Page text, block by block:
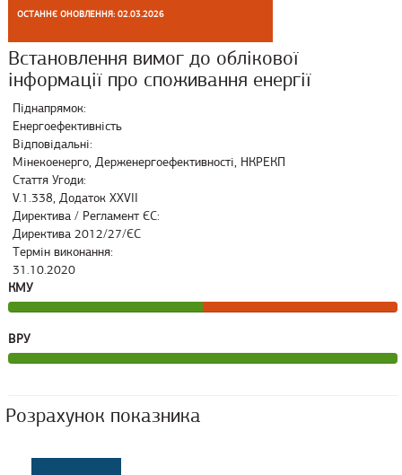
ОСТАННЄ ОНОВЛЕННЯ: 02.03.2026
Встановлення вимог до облікової
інформації про споживання енергії
Піднапрямок:
Енергоефективність
Відповідальні:
Мінекоенерго, Держенергоефективності, НКРЕКП
Стаття Угоди:
V.1.338, Додаток XXVII
Директива / Регламент ЄС:
Директива 2012/27/ЄС
Термін виконання:
31.10.2020
КМУ
ВРУ
Розрахунок показника